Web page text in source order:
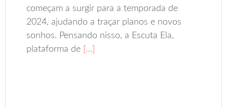
começam a surgir para a temporada de
2024, ajudando a traçar planos e novos
sonhos. Pensando nisso, a Escuta Ela,
plataforma de […]